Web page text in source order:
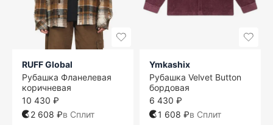
RUFF Global
Рубашка Фланелевая
коричневая
10 430 ₽
2 608 ₽в Сплит
Ymkashix
Рубашка Velvet Button
бордовая
6 430 ₽
1 608 ₽в Сплит